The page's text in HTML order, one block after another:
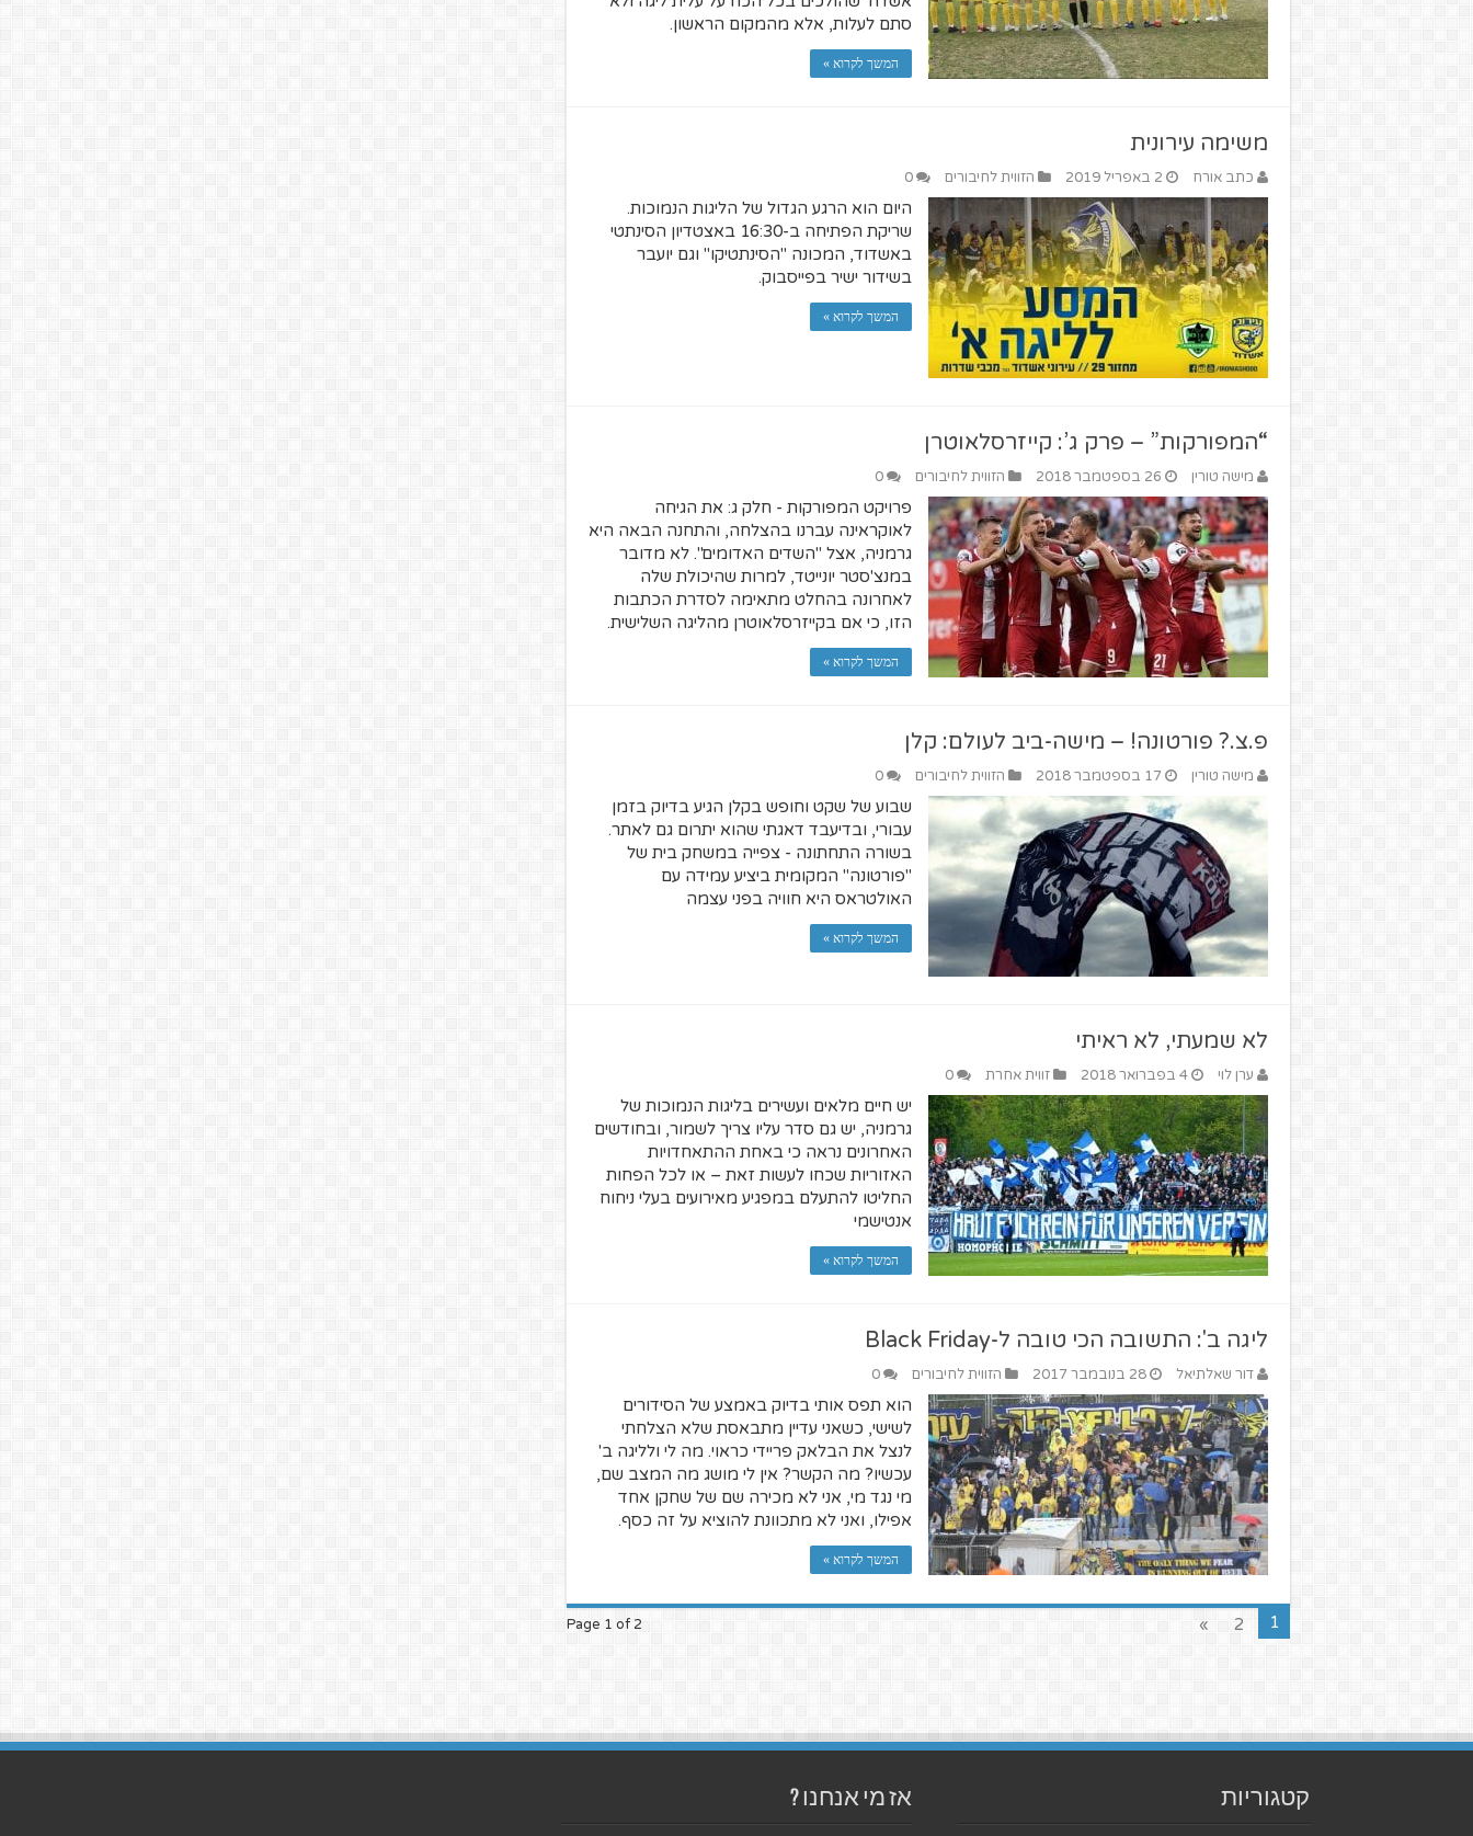
סתם לעלות, אלא מהמקום הראשון.
המשך לקרוא »
משימה עירונית
כתב אורח 2 באפריל 2019 הזווית לחיבורים 0
היום הוא הרגע הגדול של הליגות הנמוכות.
שריקת הפתיחה ב-16:30 באצטדיון הסינתטי
באשדוד, המכונה "הסינתטיקו" וגם יועבר
בשידור ישיר בפייסבוק.
המשך לקרוא »
“המפורקות” – פרק ג’: קייזרסלאוטרן
מישה טורין 26 בספטמבר 2018 הזווית לחיבורים 0
פרויקט המפורקות - חלק ג: את הגיחה
לאוקראינה עברנו בהצלחה, והתחנה הבאה היא
גרמניה, אצל "השדים האדומים". לא מדובר
במנצ'סטר יונייטד, למרות שהיכולת שלה
לאחרונה בהחלט מתאימה לסדרת הכתבות
הזו, כי אם בקייזרסלאוטרן מהליגה השלישית.
המשך לקרוא »
פ.צ.? פורטונה! – מישה-ביב לעולם: קלן
מישה טורין 17 בספטמבר 2018 הזווית לחיבורים 0
שבוע של שקט וחופש בקלן הגיע בדיוק בזמן
עבורי, ובדיעבד דאגתי שהוא יתרום גם לאתר.
בשורה התחתונה - צפייה במשחק בית של
"פורטונה" המקומית ביציע עמידה עם
האולטראס היא חוויה בפני עצמה
המשך לקרוא »
לא שמעתי, לא ראיתי
ערן לוי 4 בפברואר 2018 זווית אחרת 0
יש חיים מלאים ועשירים בליגות הנמוכות של
גרמניה, יש גם סדר עליו צריך לשמור, ובחודשים
האחרונים נראה כי באחת ההתאחדויות
האזוריות שכחו לעשות זאת – או לכל הפחות
החליטו להתעלם במפגיע מאירועים בעלי ניחוח
אנטישמי
המשך לקרוא »
ליגה ב': התשובה הכי טובה ל-Black Friday
דור שאלתיאל 28 בנובמבר 2017 הזווית לחיבורים 0
הוא תפס אותי בדיוק באמצע של הסידורים
לשישי, כשאני עדיין מתבאסת שלא הצלחתי
לנצל את הבלאק פריידי כראוי. מה לי ולליגה ב'
עכשיו? מה הקשר? אין לי מושג מה המצב שם,
מי נגד מי, אני לא מכירה שם של שחקן אחד
אפילו, ואני לא מתכוונת להוציא על זה כסף.
המשך לקרוא »
Page 1 of 2 1
2
»
קטגוריות אז מי אנחנו ?